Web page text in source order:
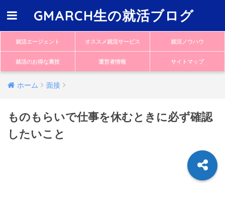
GMARCH生の就活ブログ
就活エージェント オススメ就活サービス 就活ノウハウ
就活のお得な裏技 運営者情報 サイトマップ
ホーム 面接
ものもらいで仕事を休むときに必ず確認
したいこと